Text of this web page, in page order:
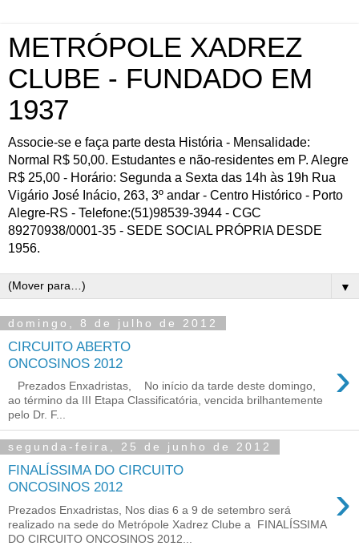
METRÓPOLE XADREZ
CLUBE - FUNDADO EM
1937
Associe-se e faça parte desta História - Mensalidade:
Normal R$ 50,00. Estudantes e não-residentes em P. Alegre
R$ 25,00 - Horário: Segunda a Sexta das 14h às 19h Rua
Vigário José Inácio, 263, 3º andar - Centro Histórico - Porto
Alegre-RS - Telefone:(51)98539-3944 - CGC
89270938/0001-35 - SEDE SOCIAL PRÓPRIA DESDE
1956.
▼
domingo, 8 de julho de 2012
CIRCUITO ABERTO
ONCOSINOS 2012
›
Prezados Enxadristas, No início da tarde deste domingo,
ao término da III Etapa Classificatória, vencida brilhantemente
pelo Dr. F...
segunda-feira, 25 de junho de 2012
FINALÍSSIMA DO CIRCUITO
ONCOSINOS 2012
›
Prezados Enxadristas, Nos dias 6 a 9 de setembro será
realizado na sede do Metrópole Xadrez Clube a FINALÍSSIMA
DO CIRCUITO ONCOSINOS 2012...